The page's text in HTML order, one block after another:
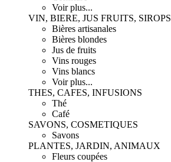
Voir plus...
VIN, BIERE, JUS FRUITS, SIROPS
Bières artisanales
Bières blondes
Jus de fruits
Vins rouges
Vins blancs
Voir plus...
THES, CAFES, INFUSIONS
Thé
Café
SAVONS, COSMETIQUES
Savons
PLANTES, JARDIN, ANIMAUX
Fleurs coupées